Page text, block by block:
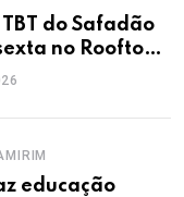
do Safadão
no Rooftop
educação